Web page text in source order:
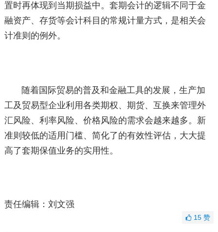
置时再体现到当期损益中。套期会计的逻辑不同于金
融资产、存货等会计科目的常规计量方式，是相关会
计准则的例外。
随着国际贸易的普及和金融工具的发展，生产加
工及贸易型企业利用各类期权、期货、互换来管理外
汇风险、利率风险、价格风险的需求会越来越多。新
准则较低的适用门槛、简化了的有效性评估，大大提
高了套期保值业务的实用性。
责任编辑：刘文强
15赞